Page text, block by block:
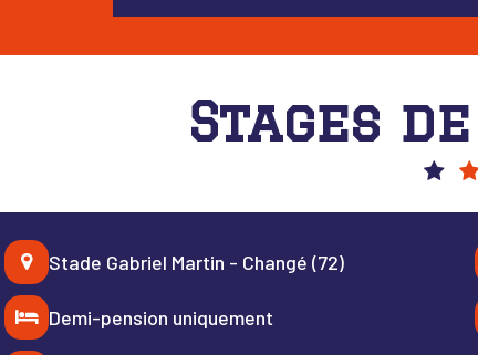
Stages
Stade Gabriel Martin - Changé (72)
Demi-pension uniquement